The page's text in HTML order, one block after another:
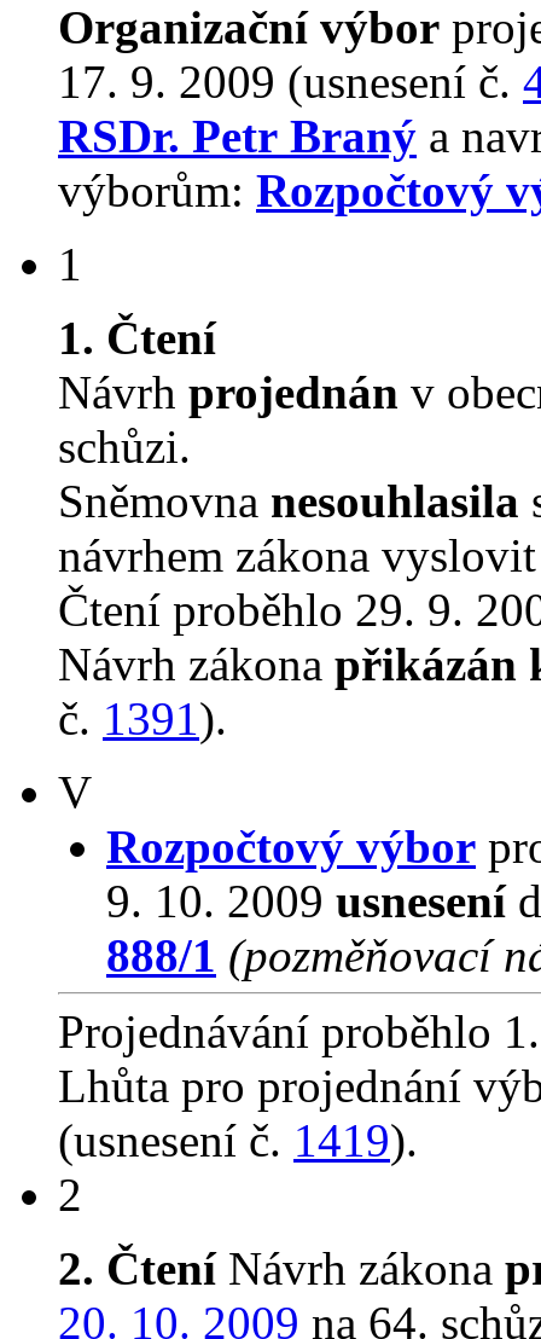
Organizační výbor
17. 9. 2009 (usnesení č.
RSDr. Petr Braný a
výborům: Rozpočtový
1
1. Čtení
Návrh projednán v
schůzi.
Sněmovna nesouhlasila
návrhem zákona
Čtení proběhlo 29. 9.
Návrh zákona přikázán
č. 1391).
V
Rozpočtový výbor
9. 10. 2009 usnesení
888/1 (pozměňovací
Projednávání proběhlo
Lhůta pro projednání
(usnesení č. 1419).
2
2. ČteníNávrh zákona
20. 10. 2009 na 64.